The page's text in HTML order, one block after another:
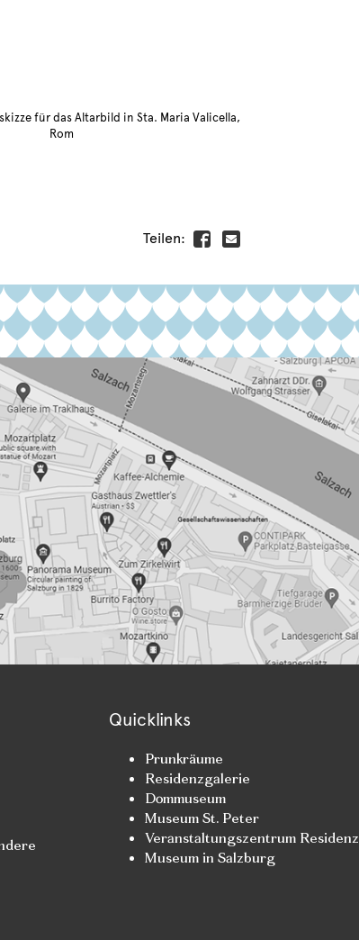
für das Altarbild in Sta. Maria Valicella,
Rom
Teilen:
Quicklinks
Prunkräume
Residenzgalerie
Dommuseum
Museum St. Peter
Veranstaltungszentrum Residenz
Museum in Salzburg